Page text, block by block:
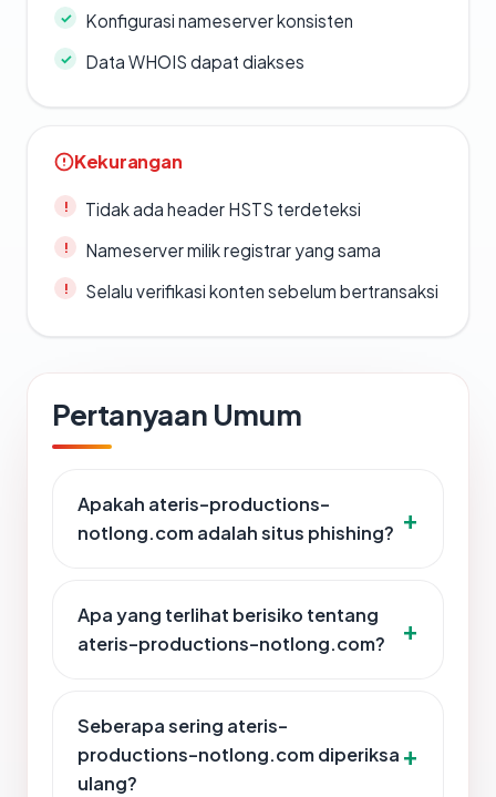
Konfigurasi nameserver konsisten
Data WHOIS dapat diakses
Kekurangan
Tidak ada header HSTS terdeteksi
Nameserver milik registrar yang sama
Selalu verifikasi konten sebelum bertransaksi
Pertanyaan Umum
Apakah ateris-productions-
notlong.com adalah situs phishing?
Apa yang terlihat berisiko tentang
ateris-productions-notlong.com?
Seberapa sering ateris-
productions-notlong.com diperiksa
ulang?